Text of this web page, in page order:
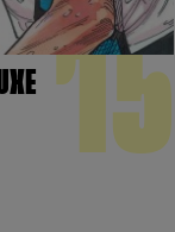
15